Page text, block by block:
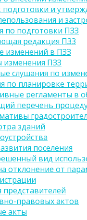
и
и
по подготовки ПЗЗ
редакция ПЗЗ
изменений в ПЗЗ
изменения ПЗЗ
слушания по
по планировке
регламенты в
перечень
зданий
поселения
вид
отклонение от
правовых актов
акты